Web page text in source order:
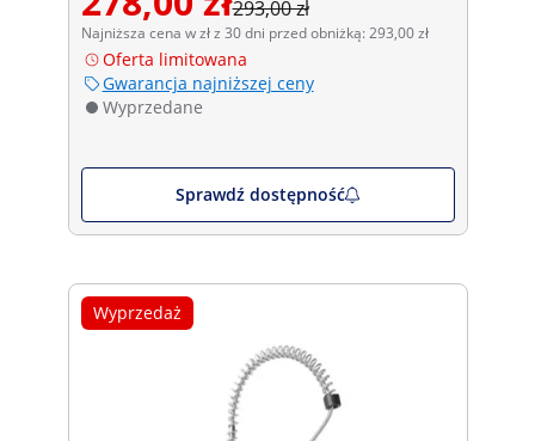
293,00 zł
Najniższa cena w zł z 30 dni przed obniżką: 293,00 zł
Oferta limitowana
Gwarancja najniższej ceny
Wyprzedane
Sprawdź dostępność
Wyprzedaż